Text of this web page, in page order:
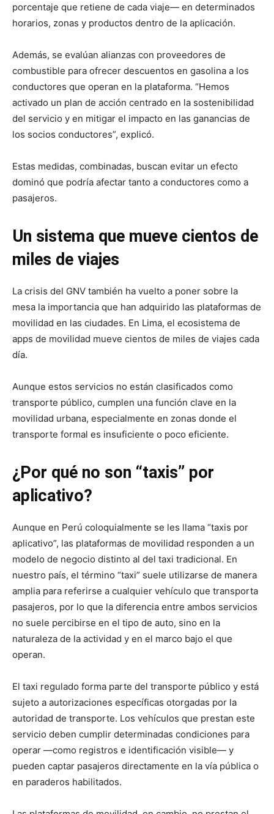
porcentaje que retiene de cada viaje— en determinados
horarios, zonas y productos dentro de la aplicación.
Además, se evalúan alianzas con proveedores de
combustible para ofrecer descuentos en gasolina a los
conductores que operan en la plataforma. “Hemos
activado un plan de acción centrado en la sostenibilidad
del servicio y en mitigar el impacto en las ganancias de
los socios conductores”, explicó.
Estas medidas, combinadas, buscan evitar un efecto
dominó que podría afectar tanto a conductores como a
pasajeros.
Un sistema que mueve cientos de
miles de viajes
La crisis del GNV también ha vuelto a poner sobre la
mesa la importancia que han adquirido las plataformas de
movilidad en las ciudades. En Lima, el ecosistema de
apps de movilidad mueve cientos de miles de viajes cada
día.
Aunque estos servicios no están clasificados como
transporte público, cumplen una función clave en la
movilidad urbana, especialmente en zonas donde el
transporte formal es insuficiente o poco eficiente.
¿Por qué no son “taxis” por
aplicativo?
Aunque en Perú coloquialmente se les llama “taxis por
aplicativo”, las plataformas de movilidad responden a un
modelo de negocio distinto al del taxi tradicional. En
nuestro país, el término “taxi” suele utilizarse de manera
amplia para referirse a cualquier vehículo que transporta
pasajeros, por lo que la diferencia entre ambos servicios
no suele percibirse en el tipo de auto, sino en la
naturaleza de la actividad y en el marco bajo el que
operan.
El taxi regulado forma parte del transporte público y está
sujeto a autorizaciones específicas otorgadas por la
autoridad de transporte. Los vehículos que prestan este
servicio deben cumplir determinadas condiciones para
operar —como registros e identificación visible— y
pueden captar pasajeros directamente en la vía pública o
en paraderos habilitados.